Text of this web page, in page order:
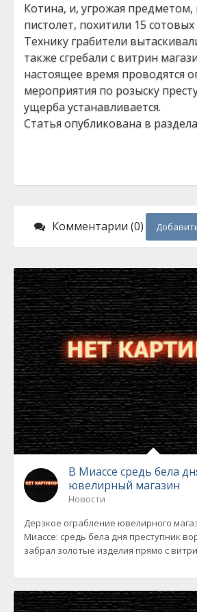
Котина, и, угрожая
пистолет, похитили 15
Технику грабители
также сгребали с витрин
настоящее время проводятся
мероприятия по розыску
ущерба устанавливается.
Статья опубликована в
Комментарии (0)
В Миассе средь бела
ювелирный магазин
Новости
Дерзкое ограбление ювелирного
Миассе: средь бела дня преступник
забрал золотые изделия прямо с